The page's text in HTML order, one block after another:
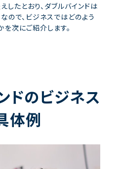
したとおり、ダブルバインドは
ので、ビジネスではどのよう
次にご紹介します。
ドのビジネス
体例